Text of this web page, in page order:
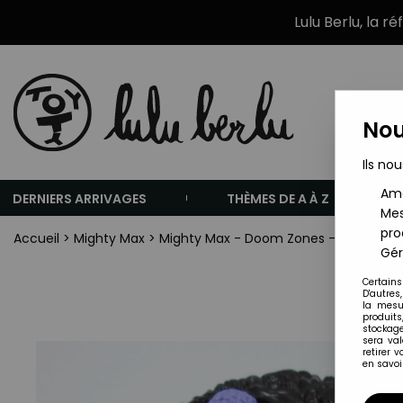
Lulu Berlu, la
DERNIERS ARRIVAGES THÈMES DE A À Z
Accueil > Mighty Max > Mighty Max - Doom Zones - The
Ils
la
sera
retirer
en